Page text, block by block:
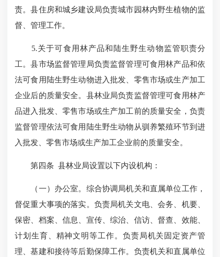
责。县住房和城乡建设局负责城市园林内野生植物的监
督、管理工作。
5.关于可食用林产品和陆生野生动物监管职责分
工。县市场监督管理局负责监督管理可食用林产品和依
法可食用陆生野生动物进入批发、零售市场或生产加工
企业后的质量安全。县林业局负责监督管理可食用林产
品进入批发、零售市场或生产加工前的质量安全，负责
监督管理依法可食用陆生野生动物从驯养繁殖环节到进
入批发、零售市场或生产加工企业前的质量安全。
第四条 县林业局设置以下内设机构：
（一）办公室。综合协调局机关和直属单位工作，
督促重大事项的落实。负责局机关文电、会务、机要、
保密、档案、信息、宣传、综治、信访、督查、效能、
计划生育、精神文明等工作。负责局机关固定资产管
理、基建和接待等后勤保障工作。负责机关和直属单位